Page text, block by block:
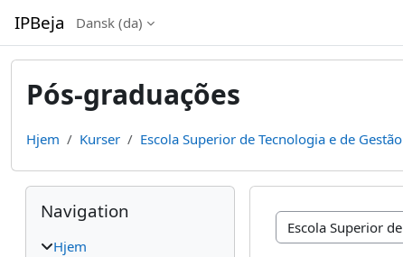
IPBeja Dansk ‎(da)‎
Pós-graduações
Hjem Kurser Escola Superior de Tecnologia e de Gestão
Kursuskategorier
Blokke
Skip Navigation
Navigation
Hjem